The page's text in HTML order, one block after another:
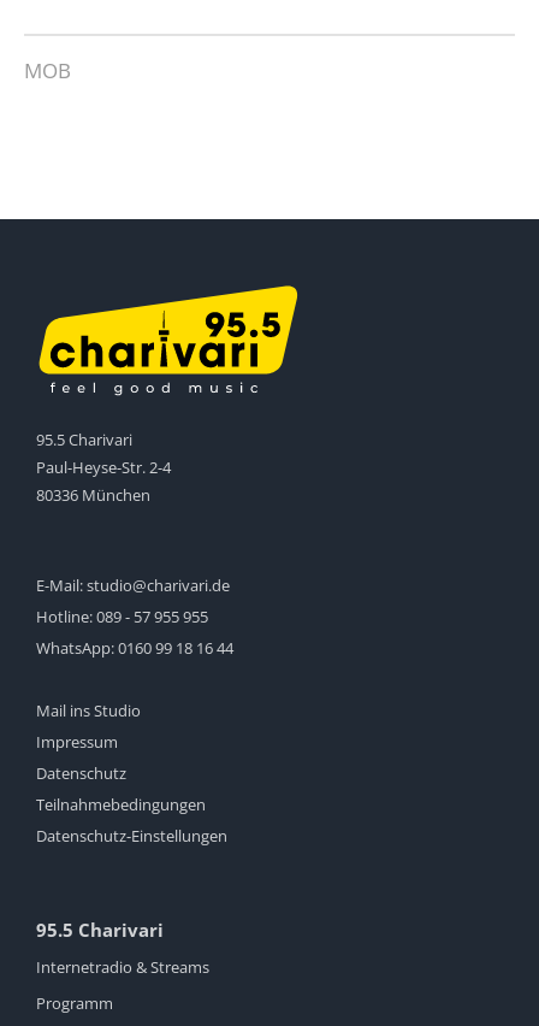
MOB
95.5 Charivari
Paul-Heyse-Str. 2-4
80336 München
E-Mail:studio@charivari.de
Hotline:089 - 57 955 955
WhatsApp:0160 99 18 16 44
Mail ins Studio
Impressum
Datenschutz
Teilnahmebedingungen
Datenschutz-Einstellungen
95.5 Charivari
Internetradio & Streams
Programm